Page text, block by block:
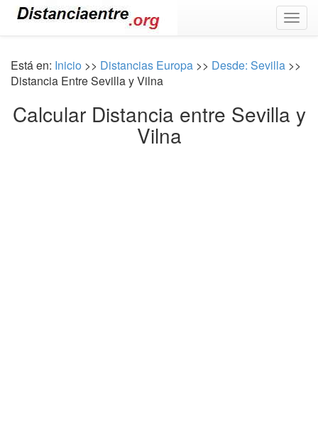
Está en: Inicio >> Distancias Europa >> Desde: Sevilla >>
Distancia Entre Sevilla y Vilna
Calcular Distancia entre Sevilla y
Vilna